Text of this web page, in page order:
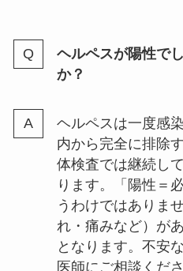
ヘルペスが陽性で
か？
ヘルペスは一度感
内から完全に排除
体検査では継続し
ります。「陽性＝
うわけではありま
れ・痛みなど）が
となります。不安
医師にご相談くださ